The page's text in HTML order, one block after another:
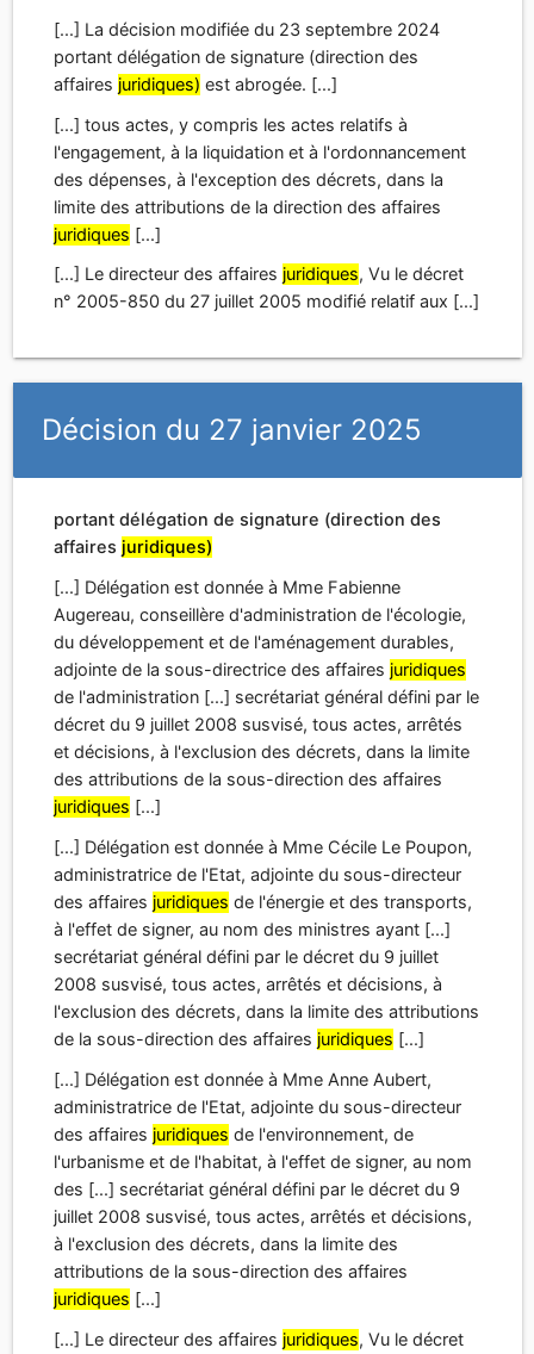
[...] La décision modifiée du 23 septembre 2024
portant délégation de signature (direction des
affaires juridiques) est abrogée. [...]
[...] tous actes, y compris les actes relatifs à
l'engagement, à la liquidation et à l'ordonnancement
des dépenses, à l'exception des décrets, dans la
limite des attributions de la direction des affaires
juridiques [...]
[...] Le directeur des affaires juridiques, Vu le décret
n° 2005-850 du 27 juillet 2005 modifié relatif aux [...]
Décision du 27 janvier 2025
portant délégation de signature (direction des
affaires juridiques)
[...] Délégation est donnée à Mme Fabienne
Augereau, conseillère d'administration de l'écologie,
du développement et de l'aménagement durables,
adjointe de la sous-directrice des affaires juridiques
de l'administration [...] secrétariat général défini par le
décret du 9 juillet 2008 susvisé, tous actes, arrêtés
et décisions, à l'exclusion des décrets, dans la limite
des attributions de la sous-direction des affaires
juridiques [...]
[...] Délégation est donnée à Mme Cécile Le Poupon,
administratrice de l'Etat, adjointe du sous-directeur
des affaires juridiques de l'énergie et des transports,
à l'effet de signer, au nom des ministres ayant [...]
secrétariat général défini par le décret du 9 juillet
2008 susvisé, tous actes, arrêtés et décisions, à
l'exclusion des décrets, dans la limite des attributions
de la sous-direction des affaires juridiques [...]
[...] Délégation est donnée à Mme Anne Aubert,
administratrice de l'Etat, adjointe du sous-directeur
des affaires juridiques de l'environnement, de
l'urbanisme et de l'habitat, à l'effet de signer, au nom
des [...] secrétariat général défini par le décret du 9
juillet 2008 susvisé, tous actes, arrêtés et décisions,
à l'exclusion des décrets, dans la limite des
attributions de la sous-direction des affaires
juridiques [...]
[...] Le directeur des affaires juridiques, Vu le décret